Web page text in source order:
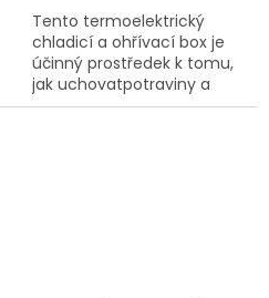
5
hvězdiček.
Tento termoelektrický
chladicí a ohřívací box je
účinný prostředek k tomu,
jak uchovatpotraviny a
nápoje chladné v létě a